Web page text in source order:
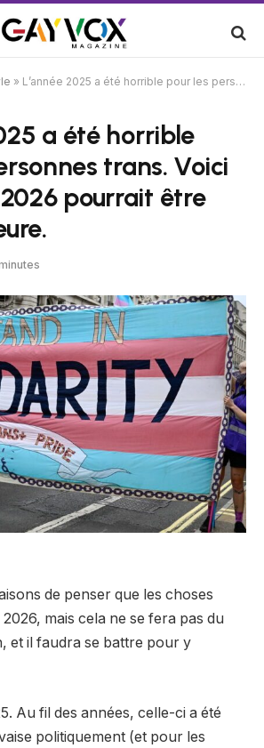
» L’année 2025 a été horrible pour les personnes trans. Voici comment 2026 pourrait être bien meilleure.
a été horrible
trans. Voici
pourrait être
de penser que les choses
mais cela ne se fera pas du
et il faudra se battre pour y
Au fil des années, celle-ci a été
politiquement (et pour les